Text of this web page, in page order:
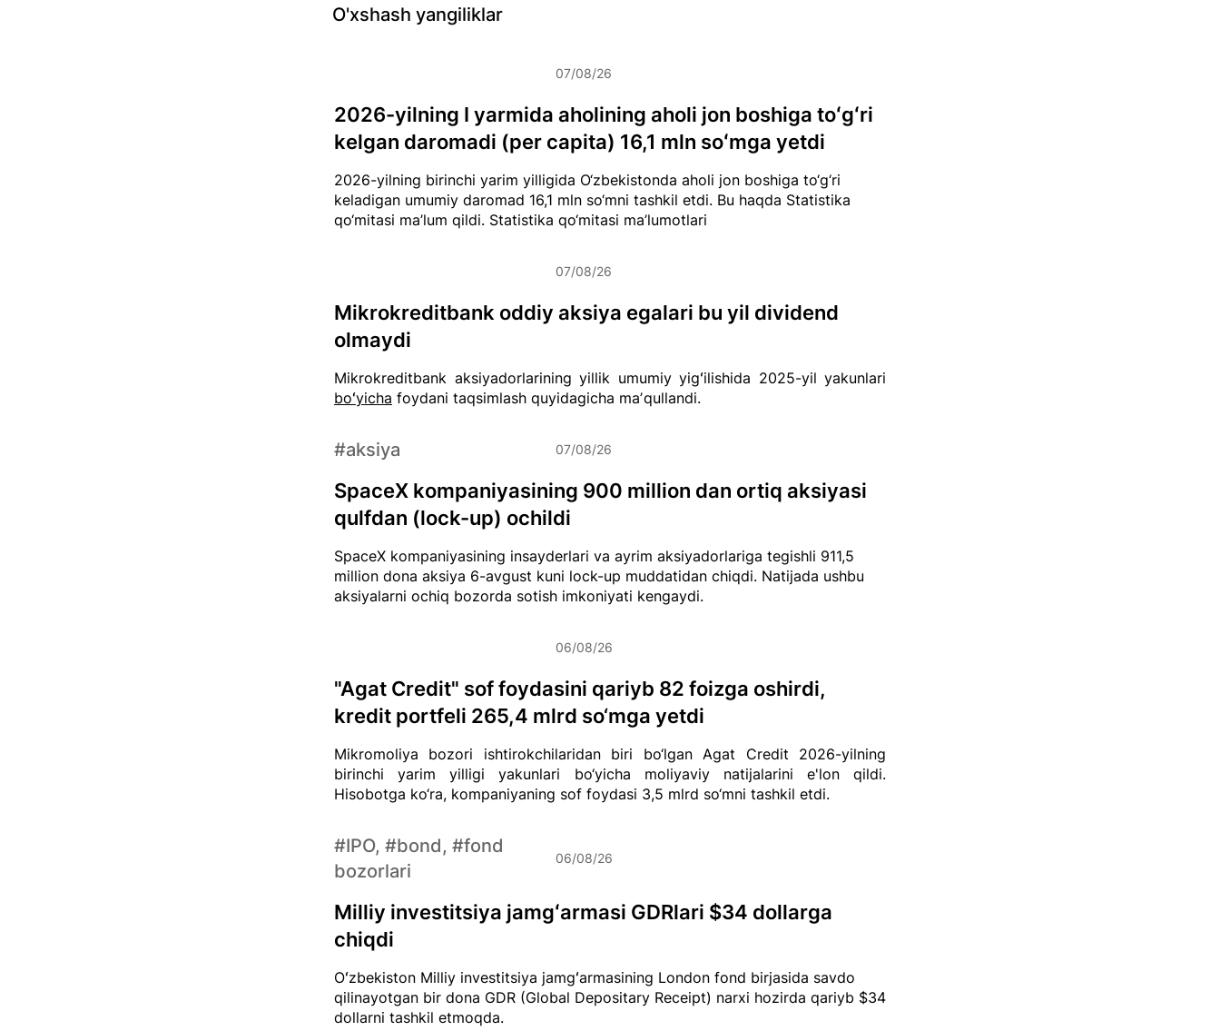
O'xshash yangiliklar
2026-yilning birinchi yarim yilligida O‘zbekistonda aholi jon boshiga to‘g‘ri
keladigan umumiy daromad 16,1 mln so‘mni tashkil etdi. Bu haqda Statistika
qo‘mitasi ma’lum qildi. Statistika qo‘mitasi ma’lumotlari
2026-yilning I yarmida aholining aholi jon boshiga toʻgʻri
kelgan daromadi (per capita) 16,1 mln soʻmga yetdi
07/08/26
Mikrokreditbank aksiyadorlarining yillik umumiy yigʻilishida 2025-yil yakunlari
boʻyicha foydani taqsimlash quyidagicha maʼqullandi.
Mikrokreditbank oddiy aksiya egalari bu yil dividend
olmaydi
07/08/26
SpaceX kompaniyasining insayderlari va ayrim aksiyadorlariga tegishli 911,5
million dona aksiya 6-avgust kuni lock-up muddatidan chiqdi. Natijada ushbu
aksiyalarni ochiq bozorda sotish imkoniyati kengaydi.
SpaceX kompaniyasining 900 million dan ortiq aksiyasi
qulfdan (lock-up) ochildi
#aksiya 07/08/26
Mikromoliya bozori ishtirokchilaridan biri bo‘lgan Agat Credit 2026-yilning
birinchi yarim yilligi yakunlari bo‘yicha moliyaviy natijalarini e'lon qildi.
Hisobotga ko‘ra, kompaniyaning sof foydasi 3,5 mlrd so‘mni tashkil etdi.
"Agat Credit" sof foydasini qariyb 82 foizga oshirdi,
kredit portfeli 265,4 mlrd so‘mga yetdi
06/08/26
Oʻzbekiston Milliy investitsiya jamgʻarmasining London fond birjasida savdo
qilinayotgan bir dona GDR (Global Depositary Receipt) narxi hozirda qariyb $34
dollarni tashkil etmoqda.
Milliy investitsiya jamgʻarmasi GDRlari $34 dollarga
chiqdi
#IPO, #bond, #fond
bozorlari
06/08/26